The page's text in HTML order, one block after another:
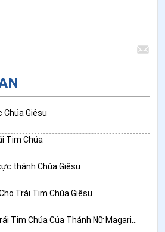
Chúa Giêsu
Tim Chúa
thánh Chúa Giêsu
Trái Tim Chúa Giêsu